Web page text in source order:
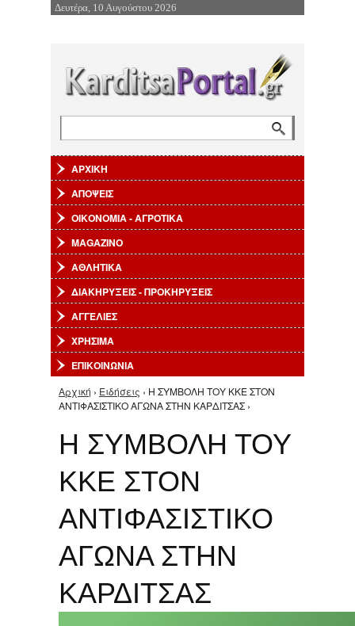
Επιστροφή στην Πλοήγηση
Δευτέρα, 10 Αυγούστου 2026
ΑΡΧΙΚΗ
ΑΠΟΨΕΙΣ
ΟΙΚΟΝΟΜΙΑ - ΑΓΡΟΤΙΚΑ
MAGAZINO
ΑΘΛΗΤΙΚΑ
ΔΙΑΚΗΡΥΞΕΙΣ - ΠΡΟΚΗΡΥΞΕΙΣ
ΑΓΓΕΛΙΕΣ
ΧΡΗΣΙΜΑ
ΕΠΙΚΟΙΝΩΝΙΑ
Είστε εδώ
Αρχική › Ειδήσεις › Η ΣΥΜΒΟΛΗ ΤΟΥ ΚΚΕ ΣΤΟΝ
ΑΝΤΙΦΑΣΙΣΤΙΚΟ ΑΓΩΝΑ ΣΤΗΝ ΚΑΡΔΙΤΣΑΣ ›
Η ΣΥΜΒΟΛΗ ΤΟΥ
ΚΚΕ ΣΤΟΝ
ΑΝΤΙΦΑΣΙΣΤΙΚΟ
ΑΓΩΝΑ ΣΤΗΝ
ΚΑΡΔΙΤΣΑΣ